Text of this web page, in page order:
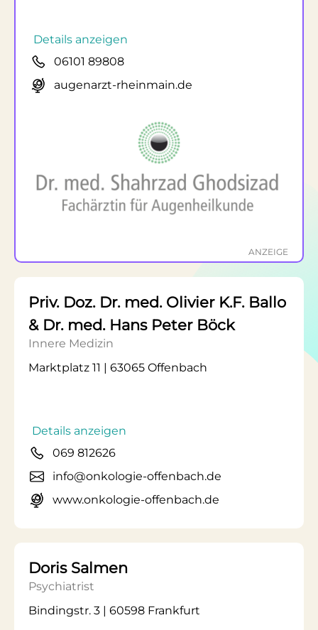
Details anzeigen
06101 89808
augenarzt-rheinmain.de
ANZEIGE
Priv. Doz. Dr. med. Olivier K.F. Ballo
& Dr. med. Hans Peter Böck
Innere Medizin
Marktplatz 11 | 63065 Offenbach
Details anzeigen
069 812626
info@onkologie-offenbach.de
www.onkologie-offenbach.de
Doris Salmen
Psychiatrist
Bindingstr. 3 | 60598 Frankfurt